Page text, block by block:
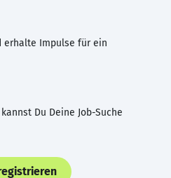
erhalte Impulse für ein
Du Deine Job-Suche